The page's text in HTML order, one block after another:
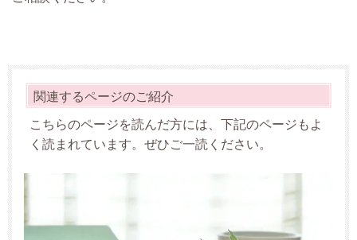
関連するページのご紹介
こちらのページを読んだ方には、下記のページもよ
く読まれています。ぜひご一読ください。